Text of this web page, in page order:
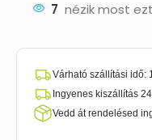
7 nézik most
Várható szállítási idő:
Ingyenes kiszállítás
Vedd át rendelésed